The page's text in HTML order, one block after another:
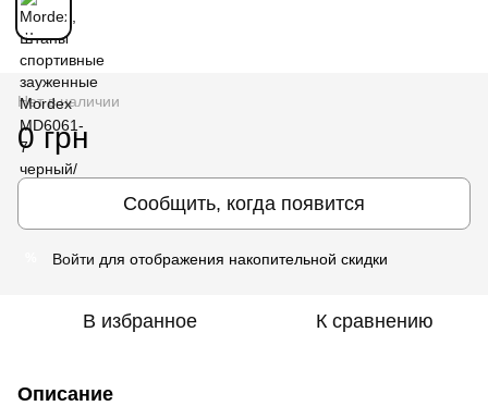
Нет в наличии
0 грн
Сообщить, когда появится
Войти для отображения накопительной скидки
В избранное К сравнению
Описание